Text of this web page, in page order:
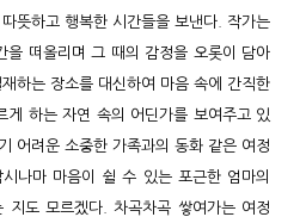
뜻하고 행복한 시간들을 보낸다. 작가는
을 떠올리며 그 때의 감정을 오롯이 담아
하는 장소를 대신하여 마음 속에 간직한
게 하는 자연 속의 어딘가를 보여주고 있
어려운 소중한 가족과의 동화 같은 여정
나마 마음이 쉴 수 있는 포근한 엄마의
지도 모르겠다. 차곡차곡 쌓여가는 여정